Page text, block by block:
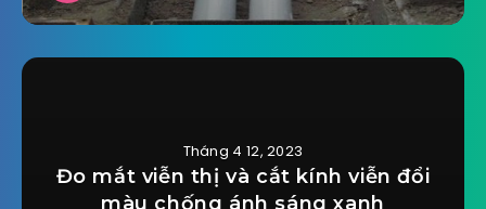
Tháng 4 12, 2023
Đo mắt viễn thị và cắt kính viễn đổi
màu chống ánh sáng xanh